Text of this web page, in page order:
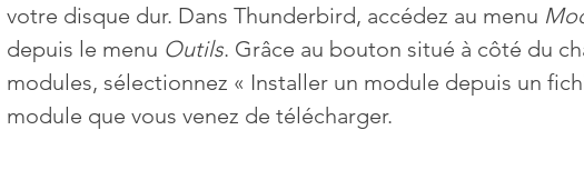
votre disque dur. Dans Thunderbird, accédez au menu
depuis le menu Outils. Grâce au bouton situé à côté du
modules, sélectionnez « Installer un module depuis un
module que vous venez de télécharger.